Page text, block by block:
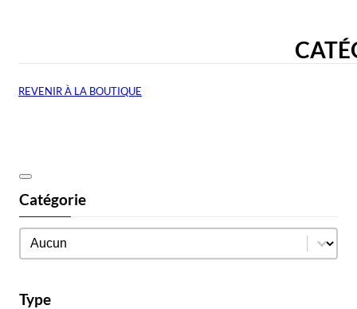
REVENIR À LA BOUTIQUE
Catégorie
Catégorie
Catégorie
Type